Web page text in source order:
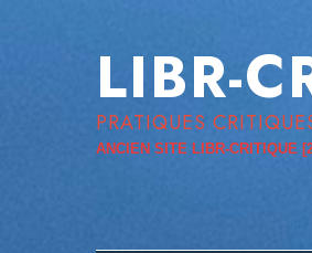
LIBR-
PRATIQUES
ANCIEN SITE LIBR-CRITIQUE